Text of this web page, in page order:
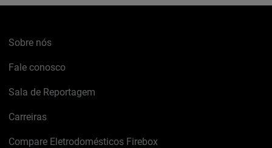
Sobre nós
Fale conosco
Sala de Reportagem
Carreiras
Compare Eletrodomésticos Firebox